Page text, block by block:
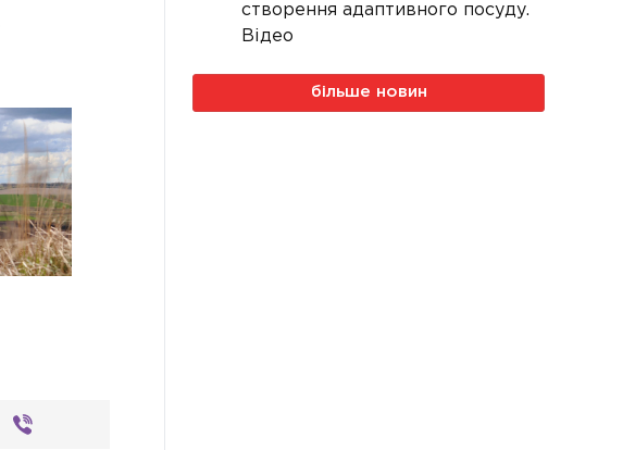
створення адаптивного посуду.
Відео
більше новин